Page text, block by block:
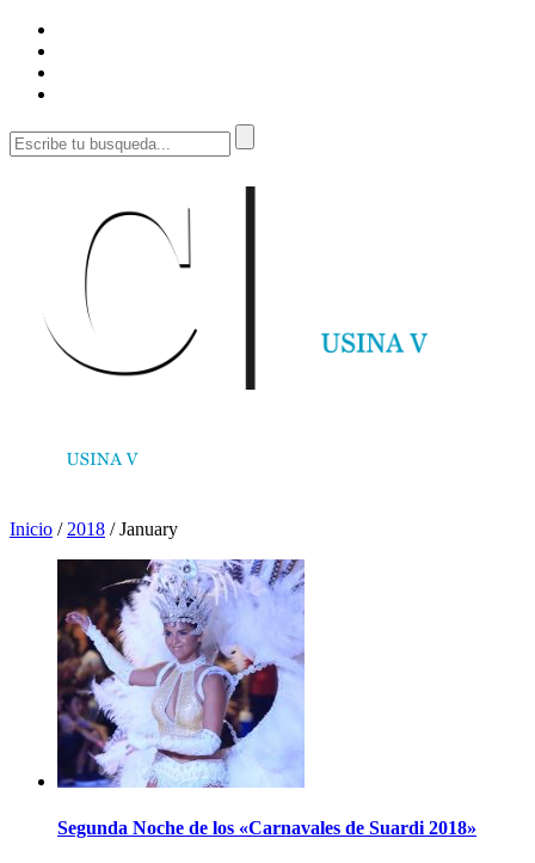
Inicio / 2018 /January
Segunda Noche de los «Carnavales de Suardi 2018»